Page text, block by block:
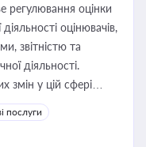
регулювання оцінки
оцінювачів,
звітністю та
діяльності.
змін у цій сфері
юриста або
оренди
і перевірки
послуги